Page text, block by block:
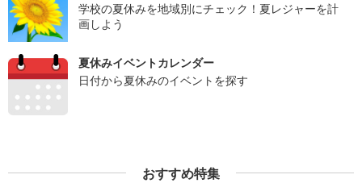
学校の夏休みを地域別にチェック！夏レジャーを計
画しよう
夏休みイベントカレンダー
日付から夏休みのイベントを探す
おすすめ特集